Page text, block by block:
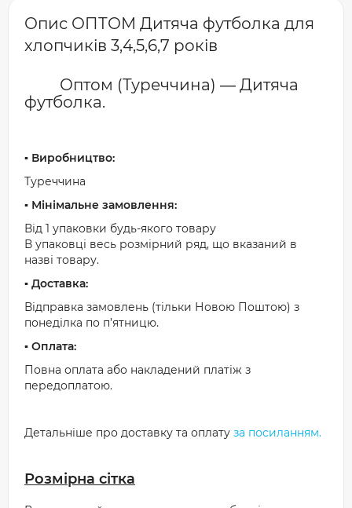
Опис ОПТОМ Дитяча футболка для
хлопчиків 3,4,5,6,7 років
Оптом (Туреччина) ― Дитяча
футболка.
▪️ Виробництво:
Туреччина
▪️ Мінімальне замовлення:
Від 1 упаковки будь-якого товару
В упаковці весь розмірний ряд, що вказаний в
назві товару.
▪️ Доставка:
Відправка замовлень (тільки Новою Поштою) з
понеділка по п’ятницю.
▪️ Оплата:
Повна оплата або накладений платіж з
передоплатою.
Детальніше про доставку та оплату за посиланням.
Розмірна сітка